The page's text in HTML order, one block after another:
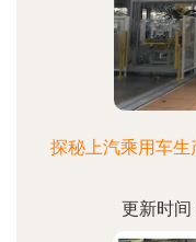
探秘上汽乘用车
更新时间